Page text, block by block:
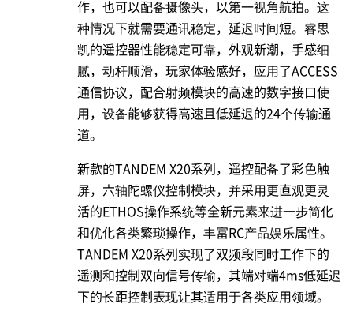
作，也可以配备摄像头，以第一视角航拍。这
种情况下就需要通讯稳定，延迟时间短。睿思
凯的遥控器性能稳定可靠，外观新潮，手感细
腻，动杆顺滑，玩家体验感好，应用了ACCESS
通信协议，配合射频模块的高速的数字接口使
用，设备能够获得高速且低延迟的24个传输通
道。
新款的TANDEM X20系列，遥控配备了彩色触
屏，六轴陀螺仪控制模块，并采用更直观更灵
活的ETHOS操作系统等全新元素来进一步简化
和优化各类繁琐操作，丰富RC产品娱乐属性。
TANDEM X20系列实现了双频段同时工作下的
遥测和控制双向信号传输，其端对端4ms低延迟
下的长距控制表现让其适用于各类应用领域。